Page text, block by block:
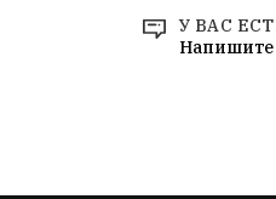
полностью
его на всех скоростях. Вам
У ВАС